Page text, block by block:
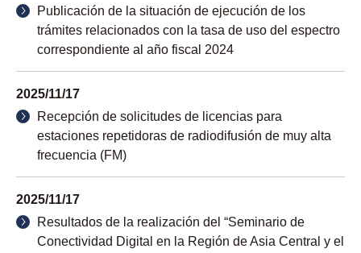
Publicación de la situación de ejecución de los
trámites relacionados con la tasa de uso del espectro
correspondiente al año fiscal 2024
2025/11/17
Recepción de solicitudes de licencias para
estaciones repetidoras de radiodifusión de muy alta
frecuencia (FM)
2025/11/17
Resultados de la realización del “Seminario de
Conectividad Digital en la Región de Asia Central y el